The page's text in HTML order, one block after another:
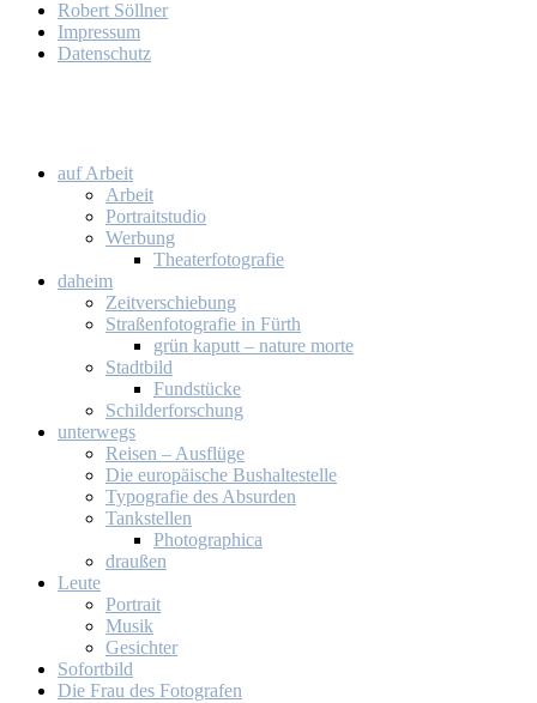
Ro­bert Söll­ner
Im­pres­sum
Da­ten­schutz
auf Ar­beit
Ar­beit
Por­trait­stu­dio
Wer­bung
Thea­ter­fo­to­gra­fie
da­heim
Zeit­ver­schie­bung
Stra­ßen­fo­to­gra­fie in Fürth
grün ka­putt – na­tu­re mor­te
Stadt­bild
Fund­stü­cke
Schil­der­for­schung
un­ter­wegs
Rei­sen – Aus­flü­ge
Die eu­ro­päi­sche Bus­hal­te­stel­le
Ty­po­gra­fie des Ab­sur­den
Tank­stel­len
Pho­to­gra­phi­ca
drau­ßen
Leu­te
Por­trait
Mu­sik
Ge­sich­ter
So­fort­bild
Die Frau des Fo­to­gra­fen